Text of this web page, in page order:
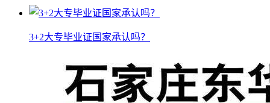
3+2大专毕业证国家承认吗？